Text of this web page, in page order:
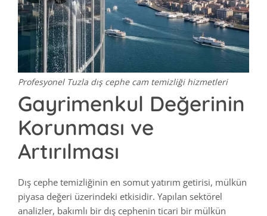
Profesyonel Tuzla dış cephe cam temizliği hizmetleri
Gayrimenkul Değerinin
Korunması ve
Artırılması
Dış cephe temizliğinin en somut yatırım getirisi, mülkün
piyasa değeri üzerindeki etkisidir. Yapılan sektörel
analizler, bakımlı bir dış cephenin ticari bir mülkün